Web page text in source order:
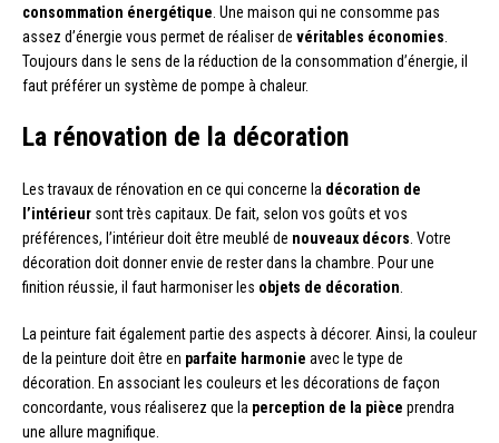
consommation énergétique. Une maison qui ne consomme pas
assez d’énergie vous permet de réaliser de véritables économies.
Toujours dans le sens de la réduction de la consommation d’énergie, il
faut préférer un système de pompe à chaleur.
La rénovation de la décoration
Les travaux de rénovation en ce qui concerne la décoration de
l’intérieur sont très capitaux. De fait, selon vos goûts et vos
préférences, l’intérieur doit être meublé de nouveaux décors. Votre
décoration doit donner envie de rester dans la chambre. Pour une
finition réussie, il faut harmoniser les objets de décoration.
La peinture fait également partie des aspects à décorer. Ainsi, la couleur
de la peinture doit être en parfaite harmonie avec le type de
décoration. En associant les couleurs et les décorations de façon
concordante, vous réaliserez que la perception de la pièce prendra
une allure magnifique.